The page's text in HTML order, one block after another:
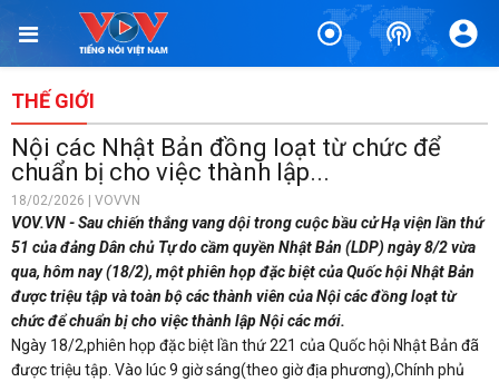
THẾ GIỚI
Nội các Nhật Bản đồng loạt từ chức để
chuẩn bị cho việc thành lập...
18/02/2026 | VOVVN
VOV.VN - Sau chiến thắng vang dội trong cuộc bầu cử Hạ viện lần thứ
51 của đảng Dân chủ Tự do cầm quyền Nhật Bản (LDP) ngày 8/2 vừa
qua, hôm nay (18/2), một phiên họp đặc biệt của Quốc hội Nhật Bản
được triệu tập và toàn bộ các thành viên của Nội các đồng loạt từ
chức để chuẩn bị cho việc thành lập Nội các mới.
Ngày 18/2,phiên họp đặc biệt lần thứ 221 của Quốc hội Nhật Bản đã
được triệu tập. Vào lúc 9 giờ sáng(theo giờ địa phương),Chính phủ